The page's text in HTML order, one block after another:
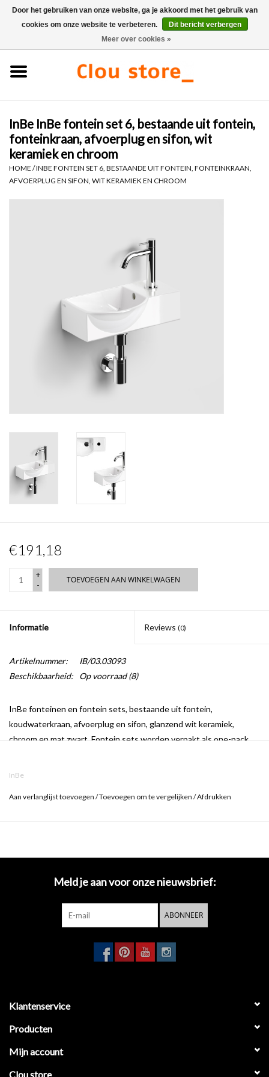
0 Artikelen - €0,00
Fonteinsets
Fonteinen
Badkamer accessoires
InBe InBe fontein set 6, bestaande uit fontein,
fonteinkraan, afvoerplug en sifon, wit
keramiek en chroom
HOME /INBE FONTEIN SET 6, BESTAANDE UIT FONTEIN, FONTEINKRAAN,
AFVOERPLUG EN SIFON, WIT KERAMIEK EN CHROOM
€191,18
+
-
TOEVOEGEN AAN WINKELWAGEN
Informatie Reviews (0)
Artikelnummer:
IB/03.03093
Beschikbaarheid:
Op voorraad(8)
InBe fonteinen en fontein sets, bestaande uit fontein,
koudwaterkraan, afvoerplug en sifon, glanzend wit keramiek,
chroom en mat zwart. Fontein sets worden verpakt als one-pack.
InBe
Aan verlanglijst toevoegen /Toevoegen om te vergelijken /Afdrukken
Meld je aan voor onze nieuwsbrief:
ABONNEER
Klantenservice
Producten
Mijn account
Clou store_
Door het gebruiken van onze website, ga je akkoord met het gebruik van
cookies om onze website te verbeteren.
Dit bericht verbergen
Meer over cookies »